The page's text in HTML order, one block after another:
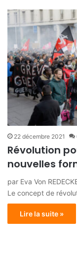
22 décembre 2021
Révolution
nouvelles
par Eva Von
Le concept de
Lire la suite »